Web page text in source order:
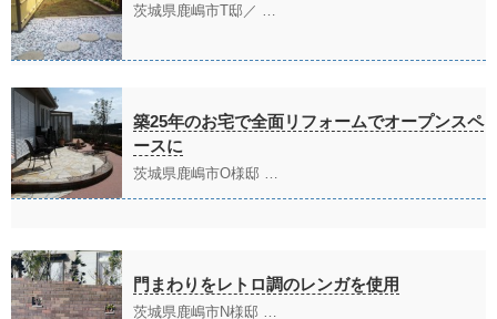
茨城県鹿嶋市T邸／ …
築25年のお宅で全面リフォームでオープンスペ
ースに
茨城県鹿嶋市O様邸 …
門まわりをレトロ調のレンガを使用
茨城県鹿嶋市N様邸 …